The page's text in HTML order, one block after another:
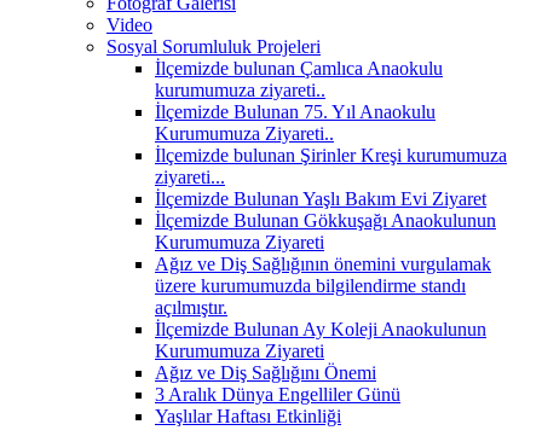
Video
Sosyal Sorumluluk Projeleri
İlçemizde bulunan Çamlıca Anaokulu
kurumumuza ziyareti..
İlçemizde Bulunan 75. Yıl Anaokulu
Kurumumuza Ziyareti..
İlçemizde bulunan Şirinler Kreşi kurumumuza
ziyareti...
İlçemizde Bulunan Yaşlı Bakım Evi Ziyaret
İlçemizde Bulunan Gökkuşağı Anaokulunun
Kurumumuza Ziyareti
Ağız ve Diş Sağlığının önemini vurgulamak
üzere kurumumuzda bilgilendirme standı
açılmıştır.
İlçemizde Bulunan Ay Koleji Anaokulunun
Kurumumuza Ziyareti
Ağız ve Diş Sağlığını Önemi
3 Aralık Dünya Engelliler Günü
Yaşlılar Haftası Etkinliği